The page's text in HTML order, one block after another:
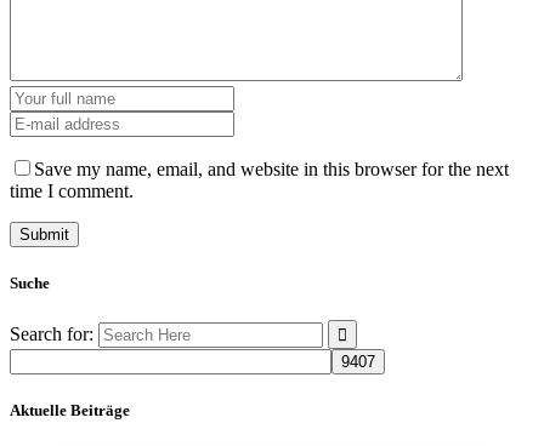
Save my name, email, and website in this browser for the next
time I comment.
Suche
Search for:
Aktuelle Beiträge